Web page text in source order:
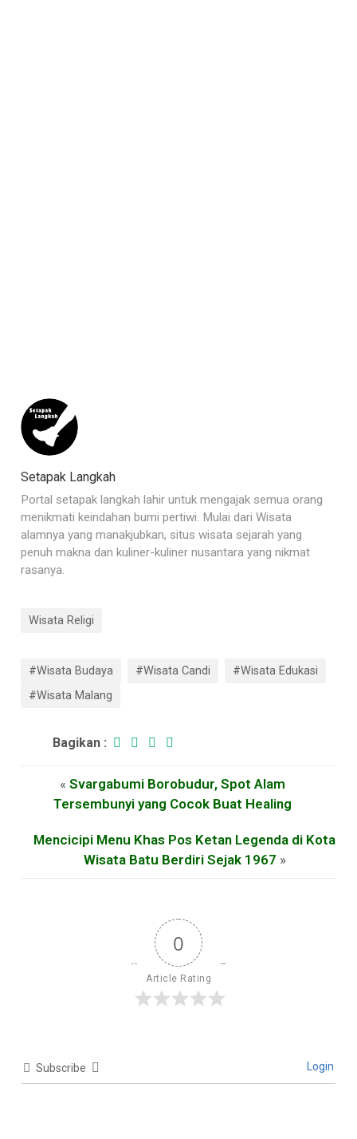
Setapak Langkah
Portal setapak langkah lahir untuk mengajak semua orang
menikmati keindahan bumi pertiwi. Mulai dari Wisata
alamnya yang manakjubkan, situs wisata sejarah yang
penuh makna dan kuliner-kuliner nusantara yang nikmat
rasanya.
Wisata Religi
#Wisata Budaya #Wisata Candi
#Wisata Edukasi
#Wisata Malang
Bagikan :
« Svargabumi Borobudur, Spot Alam
Tersembunyi yang Cocok Buat Healing
Mencicipi Menu Khas Pos Ketan Legenda di Kota
Wisata Batu Berdiri Sejak 1967 »
0
Article Rating
Subscribe Login